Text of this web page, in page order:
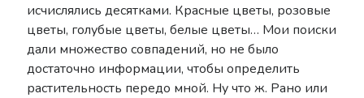
исчислялись десятками. Красные цветы, розовые
цветы, голубые цветы, белые цветы… Мои поиски
дали множество совпадений, но не было
достаточно информации, чтобы определить
растительность передо мной. Ну что ж. Рано или